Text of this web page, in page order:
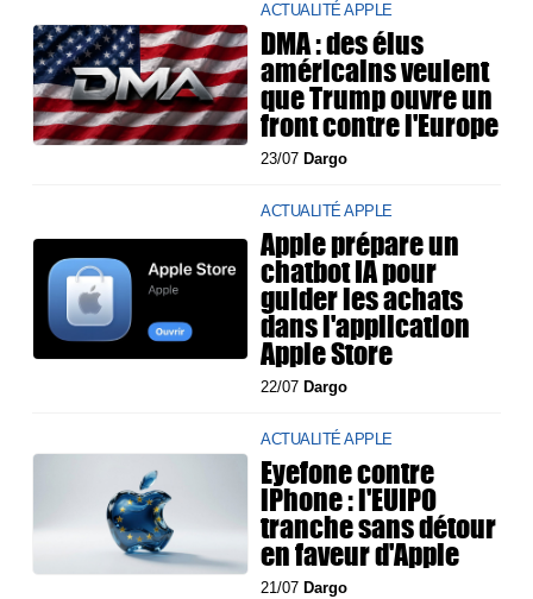
ACTUALITÉ APPLE
DMA : des élus
américains veulent
que Trump ouvre un
front contre l'Europe
23/07 Dargo
ACTUALITÉ APPLE
Apple prépare un
chatbot IA pour
guider les achats
dans l'application
Apple Store
22/07 Dargo
ACTUALITÉ APPLE
Eyefone contre
iPhone : l'EUIPO
tranche sans détour
en faveur d'Apple
21/07 Dargo